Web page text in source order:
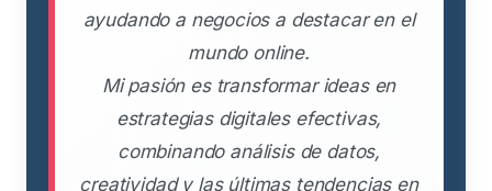
ayudando a negocios a destacar en el
mundo online.
Mi pasión es transformar ideas en
estrategias digitales efectivas,
combinando análisis de datos,
creatividad y las últimas tendencias en